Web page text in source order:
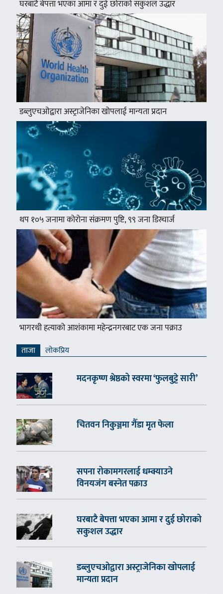
घरबाटै बेपत्ता भएका आमा र दुई छोराको सकुशल उद्धार
डब्लुएचओद्वारा अस्ट्राजेनिका खोपलाई मान्यता प्रदान
थप १०५ जनामा कोरोना संक्रमण पुष्टि, ९९ जना डिस्चार्ज
भागरथी हत्याको आशंकामा महेन्द्रनगरबाट एक जना पक्राउ
ताजा लाेकप्रिय
मदनकृष्ण श्रेष्ठको स्वरमा ‘फुलबुट्टे सारी’
चितवन निकुञ्जमा गैँडा मृत फेला
सपना रोकामगरलाई धम्क्याउने
विनयजंग बस्नेत पक्राउ
घरबाटै बेपत्ता भएका आमा र दुई छोराको
सकुशल उद्धार
डब्लुएचओद्वारा अस्ट्राजेनिका खोपलाई
मान्यता प्रदान